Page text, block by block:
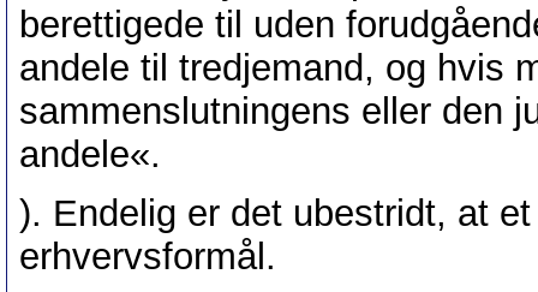
berettigede til uden
andele til tredjemand, og hvis
sammenslutningens eller den
andele«.
). Endelig er det ubestridt, at
erhvervsformål.